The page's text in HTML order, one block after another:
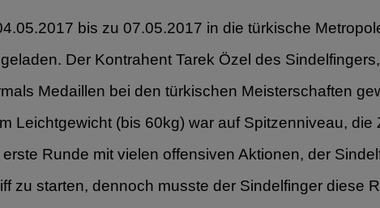
bis zu 07.05.2017 in die türkische
Der Kontrahent Tarek Özel des
Medaillen bei den türkischen Meisterschaften
Leichtgewicht (bis 60kg) war auf Spitzenniveau,
Runde mit vielen offensiven Aktionen, der
zu starten, dennoch musste der Sindelfinger diese